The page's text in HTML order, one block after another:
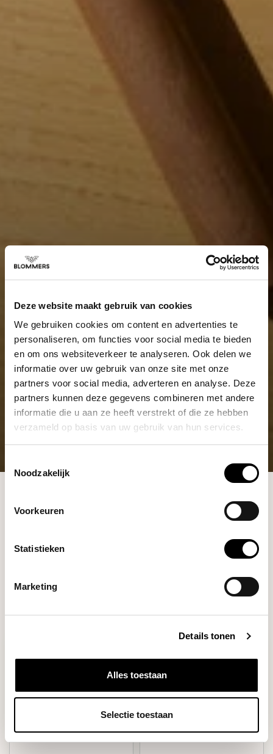
Deze website maakt gebruik van cookies
We gebruiken cookies om content en advertenties te
personaliseren, om functies voor social media te bieden
en om ons websiteverkeer te analyseren. Ook delen we
informatie over uw gebruik van onze site met onze
partners voor social media, adverteren en analyse. Deze
partners kunnen deze gegevens combineren met andere
informatie die u aan ze heeft verstrekt of die ze hebben
verzameld op basis van uw gebruik van hun services.
Noodzakelijk
Voorkeuren
Statistieken
Marketing
Details tonen
Alles toestaan
Selectie toestaan